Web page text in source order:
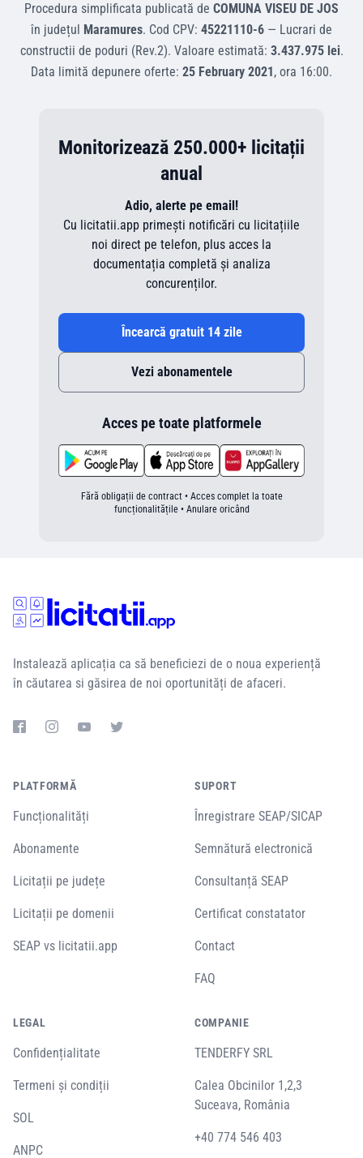
Procedura simplificata publicată de COMUNA VISEU DE JOS
în județul Maramures. Cod CPV: 45221110-6 — Lucrari de
constructii de poduri (Rev.2). Valoare estimată: 3.437.975 lei.
Data limită depunere oferte: 25 February 2021, ora 16:00.
Monitorizează 250.000+ licitații
anual
Adio, alerte pe email!
Cu licitatii.app primești notificări cu licitațiile
noi direct pe telefon, plus acces la
documentația completă și analiza
concurenților.
Încearcă gratuit 14 zile
Vezi abonamentele
Acces pe toate platformele
Fără obligații de contract • Acces complet la toate
funcționalitățile • Anulare oricând
Instalează aplicația ca să beneficiezi de o noua experiență
în căutarea si găsirea de noi oportunități de afaceri.
PLATFORMĂ
Funcționalități
Abonamente
Licitații pe județe
Licitații pe domenii
SEAP vs licitatii.app
SUPORT
Înregistrare SEAP/SICAP
Semnătură electronică
Consultanță SEAP
Certificat constatator
Contact
FAQ
LEGAL
Confidențialitate
Termeni și condiții
SOL
ANPC
COMPANIE
TENDERFY SRL
Calea Obcinilor 1,2,3
Suceava, România
+40 774 546 403